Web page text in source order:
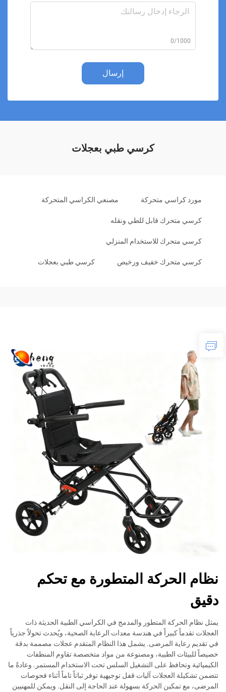
0/1000
إرسال
كرسي طبي بعجلات
مورد كراسي متحركة مصنعي الكراسي المتحركة
كرسي متحرك قابل للطي ونقله
كرسي متحرك للاستخدام المنزلي
كرسي متحرك خفيف ورخيص كرسي طبي بعجلات
نظام الحركة المتطورة مع تحكم
دقيق
يمثل نظام الحركة المتطور والمدمج في الكراسي الطبية الحديثة ذات
العجلات تقدماً كبيراً في هندسة معدات الرعاية الصحية، ويُحدث تحولاً جذرياً
في تقديم رعاية المرضى. يشمل هذا النظام المتقدم عجلات مصممة بدقة
خصيصاً للبيئات الطبية، ومصنوعة من مواد متخصصة تقاوم المنظفات
الكيميائية وتحافظ على التشغيل السلس تحت الاستخدام المستمر. وعادةً ما
تتضمن تشكيلة العجلات آليات قفل توجيهية توفر ثباتاً تاماً أثناء فحوصات
المرضى، مع تمكين الحركة بسهولة عند الحاجة إلى النقل. ويمكن للمهنيين